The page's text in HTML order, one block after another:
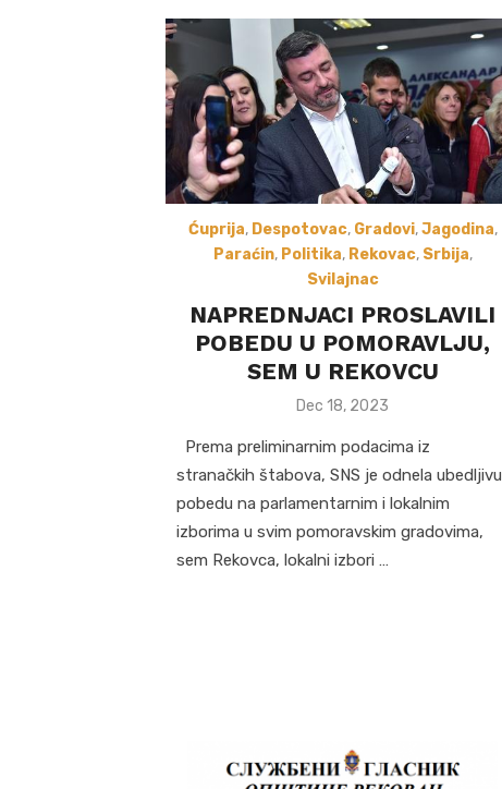
Ćuprija, Despotovac, Gradovi,Jagodina,
Paraćin, Politika, Rekovac, Srbija,
Svilajnac
NAPREDNJACI PROSLAVILI
POBEDU U POMORAVLJU,
SEM U REKOVCU
Posted
Dec 18, 2023
Prema preliminarnim podacima iz
stranačkih štabova, SNS je odnela ubedljivu
pobedu na parlamentarnim i lokalnim
izborima u svim pomoravskim gradovima,
sem Rekovca, lokalni izbori …